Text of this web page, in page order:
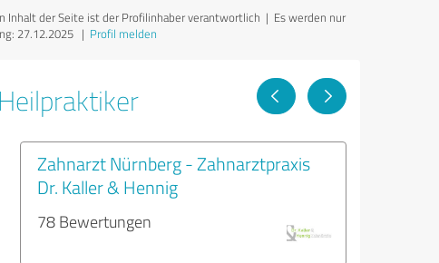
Inhalt der Seite ist der Profilinhaber verantwortlich | Es werden nur
27.12.2025 | Profil melden
Zahnarzt Nürnberg - Zahnarztpraxis
Dr. Kaller & Hennig
78 Bewertungen